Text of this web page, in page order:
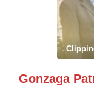
anualmente dos
Esplanada dos
preparou espaços
pessoas, só que
Independentes,
Patriota.